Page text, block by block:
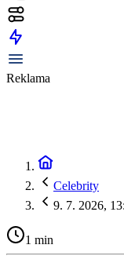
Reklama
Celebrity
9. 7. 2026,
1 min